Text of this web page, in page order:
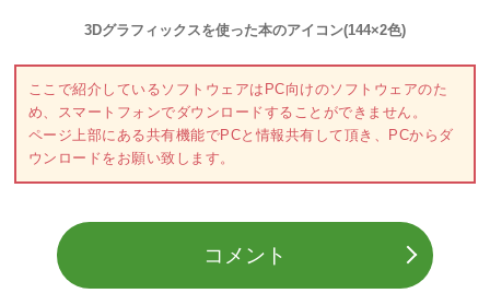
3Dグラフィックスを使った本のアイコン(144×2色)
ここで紹介しているソフトウェアはPC向けのソフトウェアのた
め、スマートフォンでダウンロードすることができません。
ページ上部にある共有機能でPCと情報共有して頂き、PCからダ
ウンロードをお願い致します。
コメント